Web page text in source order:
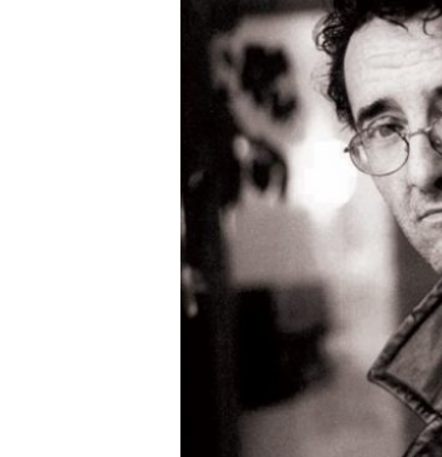
Actualidad
Archivo Cenfoto-UDP
Arquetipos de situación
Artes visuales
Ciencia
Cine y televisión
Ciudad
Cómics